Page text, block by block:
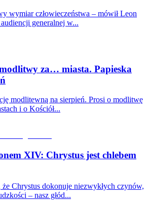
wymiar człowieczeństwa – mówił Leon
generalnej w...
za… miasta. Papieska
modlitewną na sierpień. Prosi o modlitwę
i o Kościół...
XIV: Chrystus jest chlebem
Chrystus dokonuje niezwykłych czynów,
– nasz głód...